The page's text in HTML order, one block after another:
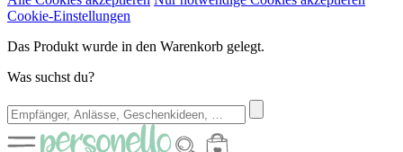
Cookie-Einstellungen
Das Produkt wurde in den Warenkorb gelegt.
Was suchst du?